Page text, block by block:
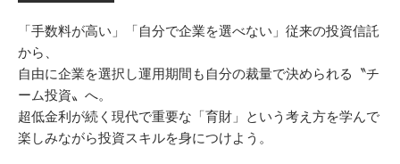
「手数料が高い」「自分で企業を選べない」従来の投資信託
から、
自由に企業を選択し運用期間も自分の裁量で決められる〝チ
ーム投資〟へ。
超低金利が続く現代で重要な「育財」という考え方を学んで
楽しみながら投資スキルを身につけよう。